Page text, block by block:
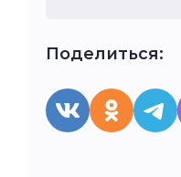
Поделиться: